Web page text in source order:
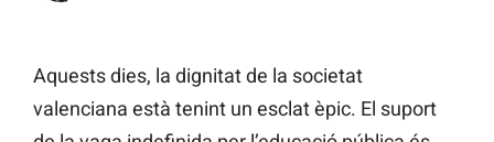
Aquests dies, la dignitat de la societat
valenciana està tenint un esclat èpic. El suport